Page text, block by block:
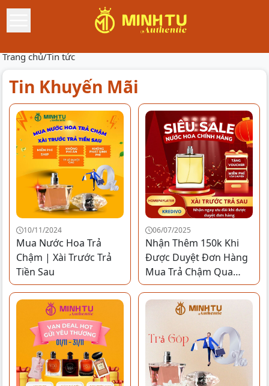
Trang chủ/Tin tức
Tin Khuyến Mãi
10/11/2024
Mua Nước Hoa Trả
Chậm | Xài Trước Trả
Tiền Sau
06/07/2025
Nhận Thêm 150k Khi
Được Duyệt Đơn Hàng
Mua Trả Chậm Qua
Kredivo, HomePaylater